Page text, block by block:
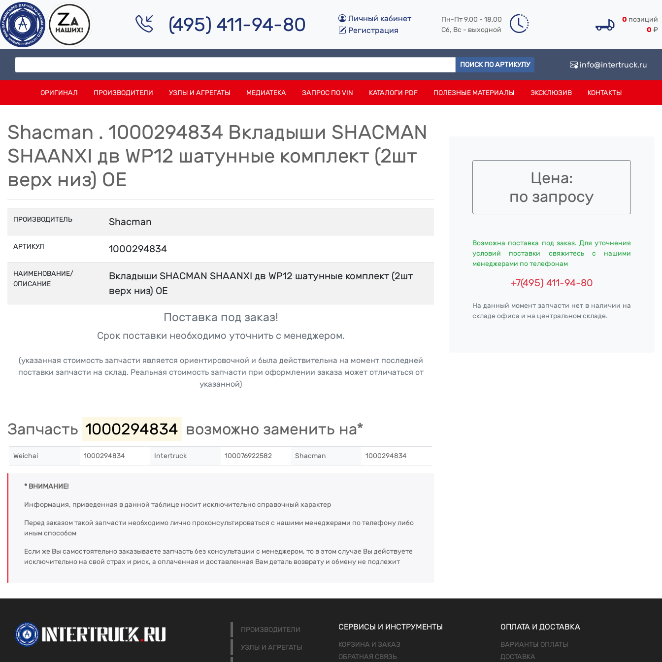
(495) 411-94-80
Личный кабинет
Регистрация
Пн-Пт 9.00 - 18.00
Сб, Вс - выходной
0 позиций
0 ₽
ПОИСК ПО АРТИКУЛУ info@intertruck.ru
ОРИГИНАЛ ПРОИЗВОДИТЕЛИ УЗЛЫ И АГРЕГАТЫ МЕДИАТЕКА ЗАПРОС ПО VIN КАТАЛОГИ PDF ПОЛЕЗНЫЕ МАТЕРИАЛЫ ЭКСКЛЮЗИВ КОНТАКТЫ
Shacman . 1000294834 Вкладыши SHACMAN
SHAANXI дв WP12 шатунные комплект (2шт
верх низ) OE
ПРОИЗВОДИТЕЛЬ Shacman
АРТИКУЛ 1000294834
НАИМЕНОВАНИЕ/
ОПИСАНИЕ
Вкладыши SHACMAN SHAANXI дв WP12 шатунные комплект (2шт
верх низ) OE
Поставка под заказ!
Срок поставки необходимо уточнить с менеджером.
(указанная стоимость запчасти является ориентировочной и была действительна на момент последней
поставки запчасти на склад. Реальная стоимость запчасти при оформлении заказа может отличаться от
указанной)
Запчасть 1000294834 возможно заменить на*
Weichai 1000294834 Intertruck 100076922582 Shacman 1000294834
* ВНИМАНИЕ!
Информация, приведенная в данной таблице носит исключительно справочный характер
Перед заказом такой запчасти необходимо лично проконсультироваться с нашими менеджерами по телефону либо
иным способом
Если же Вы самостоятельно заказываете запчасть без консультации с менеджером, то в этом случае Вы действуете
исключительно на свой страх и риск, а оплаченная и доставленная Вам деталь возврату и обмену не подлежит
Цена:
по запросу
Возможна поставка под заказ. Для уточнения
условий поставки свяжитесь с нашими
менеджерами по телефонам
+7(495) 411-94-80
На данный момент запчасти нет в наличии на
складе офиса и на центральном складе.
ПРОИЗВОДИТЕЛИ
УЗЛЫ И АГРЕГАТЫ
СЕРВИСЫ И ИНСТРУМЕНТЫ
КОРЗИНА И ЗАКАЗ
ОБРАТНАЯ СВЯЗЬ
ОПЛАТА И ДОСТАВКА
ВАРИАНТЫ ОПЛАТЫ
ДОСТАВКА